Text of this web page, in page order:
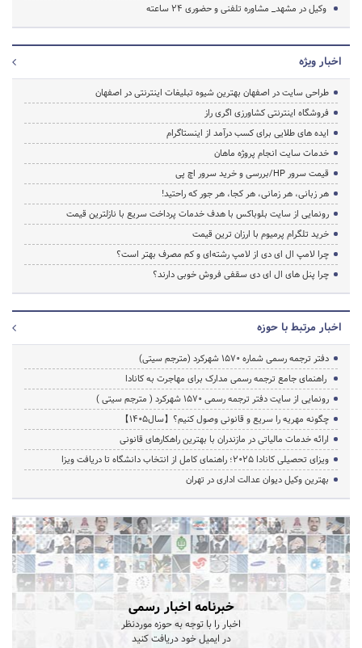
وکیل در مشهد_ مشاوره تلفنی و حضوری 24 ساعته
اخبار ویژه
طراحی سایت در اصفهان بهترین شیوه تبلیغات اینترنتی در اصفهان
فروشگاه اینترنتی کشاورزی اگری راز
ایده های طلایی برای کسب درآمد از اینستاگرام
خدمات سایت انجام پروژه ماهان
قیمت سرور HP/بررسی و خرید سرور اچ پی
هر زبانی، هر زمانی، هر کجا، هر جور که راحتید!
رونمایی از سایت بلوباکس با هدف خدمات پرداخت سریع با نازلترین قیمت
خرید تلگرام پرمیوم با ارزان ترین قیمت
چرا لامپ ال ای دی از لامپ رشته‌ای و کم مصرف بهتر است؟
چرا پنل های ال ای دی سقفی فروش خوبی دارند؟
اخبار مرتبط با حوزه
دفتر ترجمه رسمی شماره ۱۵۷۰ شهرکرد (مترجم سیتی)
راهنمای جامع ترجمه رسمی مدارک برای مهاجرت به کانادا
رونمایی از سایت دفتر ترجمه رسمی 1570 شهرکرد ( مترجم سیتی )
چگونه مهریه را سریع و قانونی وصول کنیم؟【سال1405】
ارائه خدمات مالیاتی در مازندران با بهترین راهکارهای قانونی
ویزای تحصیلی کانادا ۲۰۲۵؛ راهنمای کامل از انتخاب دانشگاه تا دریافت ویزا
بهترین وکیل دیوان عدالت اداری در تهران
خبرنامه اخبار رسمی
اخبار را با توجه به حوزه موردنظر
در ایمیل خود دریافت کنید